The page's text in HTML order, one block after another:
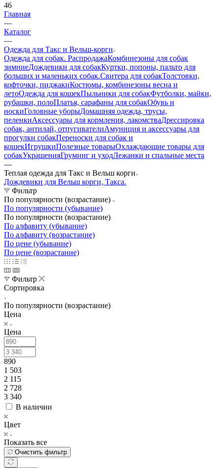
46
Главная
—
Каталог
—
Одежда для Такс и Вельш-корги
Одежда для собак. РаспродажаКомбинезоны для собак
зимниеДождевики для собакКуртки, попоны, пальто для
больших и маленьких собак.Свитера для собакТолстовки,
кофточки, пиджакиКостюмы, комбинезоны весна и
летоОдежда для кошекПыльники для собакФутболки, майки,
рубашки, полоПлатья, сарафаны для собакОбувь и
носкиГоловные уборыДомашняя одежда, трусы,
пеленкиАксессуары для кормления, лакомстваДрессировка
собак, антилай, отпугивателиАмуниция и аксессуары для
прогулки собакПереноски для собак и
кошекИгрушкиПолезные товарыОхлаждающие товары для
собакУкрашенияГруминг и уходЛежанки и спальные места
—
Теплая одежда для Такс и Вельш корги
Дождевики для Вельш корги, Такса.
Фильтр
По популярности (возрастание)
По популярности (убывание)
По популярности (возрастание)
По алфавиту (убывание)
По алфавиту (возрастание)
По цене (убывание)
По цене (возрастание)
Фильтр
Сортировка
По популярности (возрастание)
Цена
Цена
890
1 503
2 115
2 728
3 340
В наличии
Цвет
Показать все
Очистить фильтр